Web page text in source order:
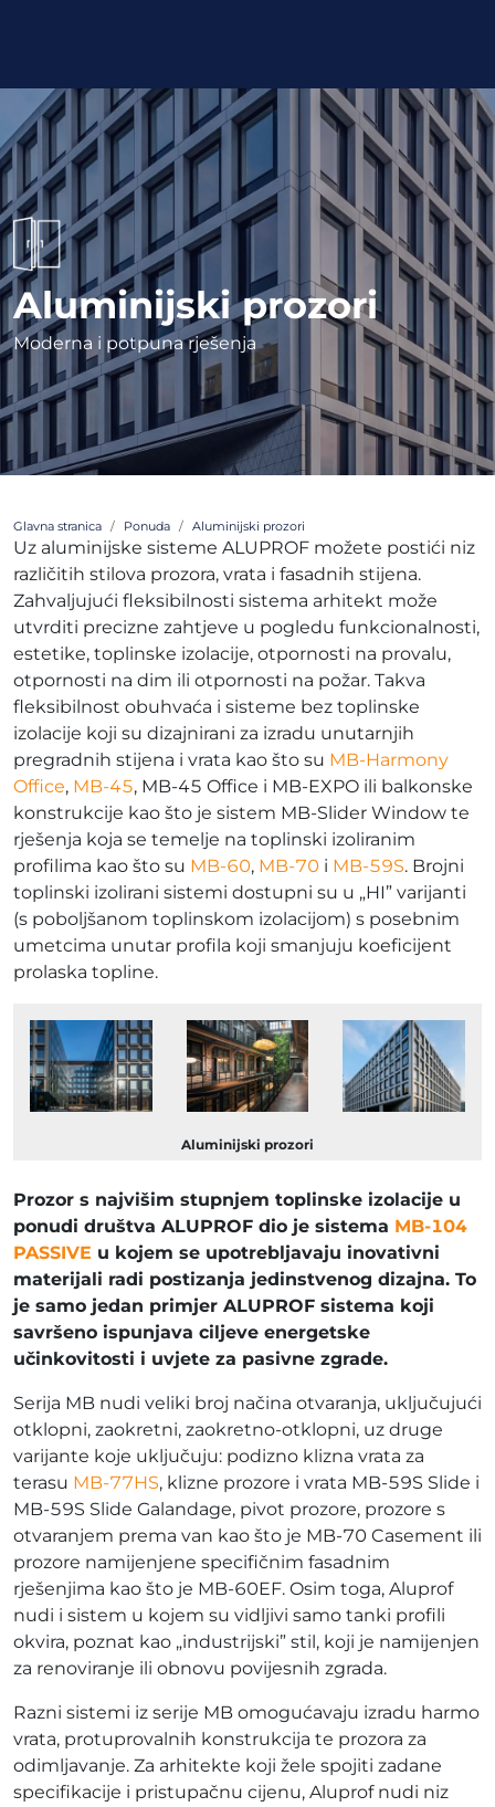
Aluminijski prozori
Moderna i potpuna rješenja
Glavna stranica Ponuda Aluminijski prozori
Uz aluminijske sisteme ALUPROF možete postići niz
različitih stilova prozora, vrata i fasadnih stijena.
Zahvaljujući fleksibilnosti sistema arhitekt može
utvrditi precizne zahtjeve u pogledu funkcionalnosti,
estetike, toplinske izolacije, otpornosti na provalu,
otpornosti na dim ili otpornosti na požar. Takva
fleksibilnost obuhvaća i sisteme bez toplinske
izolacije koji su dizajnirani za izradu unutarnjih
pregradnih stijena i vrata kao što su MB-Harmony
Office, MB-45, MB-45 Office i MB-EXPO ili balkonske
konstrukcije kao što je sistem MB-Slider Window te
rješenja koja se temelje na toplinski izoliranim
profilima kao što su MB-60, MB-70 i MB-59S. Brojni
toplinski izolirani sistemi dostupni su u „HI” varijanti
(s poboljšanom toplinskom izolacijom) s posebnim
umetcima unutar profila koji smanjuju koeficijent
prolaska topline.
Aluminijski prozori
Prozor s najvišim stupnjem toplinske izolacije u
ponudi društva ALUPROF dio je sistema MB-104
PASSIVE u kojem se upotrebljavaju inovativni
materijali radi postizanja jedinstvenog dizajna. To
je samo jedan primjer ALUPROF sistema koji
savršeno ispunjava ciljeve energetske
učinkovitosti i uvjete za pasivne zgrade.
Serija MB nudi veliki broj načina otvaranja, uključujući
otklopni, zaokretni, zaokretno-otklopni, uz druge
varijante koje uključuju: podizno klizna vrata za
terasu MB-77HS, klizne prozore i vrata MB-59S Slide i
MB-59S Slide Galandage, pivot prozore, prozore s
otvaranjem prema van kao što je MB-70 Casement ili
prozore namijenjene specifičnim fasadnim
rješenjima kao što je MB-60EF. Osim toga, Aluprof
nudi i sistem u kojem su vidljivi samo tanki profili
okvira, poznat kao „industrijski” stil, koji je namijenjen
za renoviranje ili obnovu povijesnih zgrada.
Razni sistemi iz serije MB omogućavaju izradu harmo
vrata, protuprovalnih konstrukcija te prozora za
odimljavanje. Za arhitekte koji žele spojiti zadane
specifikacije i pristupačnu cijenu, Aluprof nudi niz